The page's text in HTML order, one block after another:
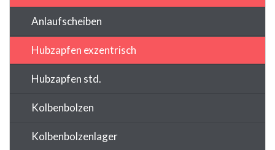
Anlaufscheiben
Hubzapfen exzentrisch
Hubzapfen std.
Kolbenbolzen
Kolbenbolzenlager